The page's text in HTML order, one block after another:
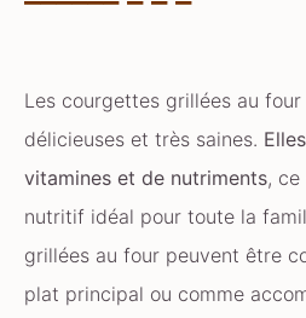
Les courgettes grillées au
délicieuses et très saines.
vitamines et de nutriments,
nutritif idéal pour toute la
grillées au four peuvent être
plat principal ou comme